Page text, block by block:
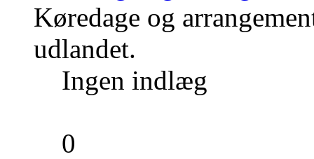
Køredage og
udlandet.
Ingen indlæg
0